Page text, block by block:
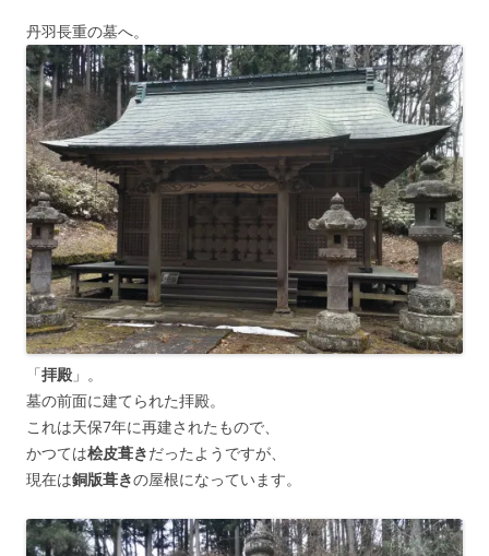
丹羽長重の墓へ。
「拝殿 」。
墓の前面に建てられた拝殿。
これは天保7年に再建されたもので、
かつては桧皮葺きだったようですが、
現在は銅版葺きの屋根になっています。